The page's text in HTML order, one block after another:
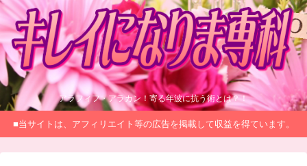
アラフィフ・アラカン！寄る年波に抗う術とは？！
■当サイトは、アフィリエイト等の広告を掲載して収益を得ています。